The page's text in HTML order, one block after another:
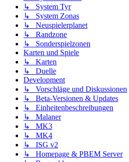
↳ System Tyr
↳ System Zonas
↳ Neuspielerplanet
↳ Randzone
↳ Sonderspielzonen
Karten und Spiele
↳ Karten
↳ Duelle
Development
↳ Vorschläge und Diskussionen
↳ Beta-Versionen & Updates
↳ Einheitenbeschreibungen
↳ Malaner
↳ MK3
↳ MK4
↳ ISG v2
↳ Homepage & PBEM Server